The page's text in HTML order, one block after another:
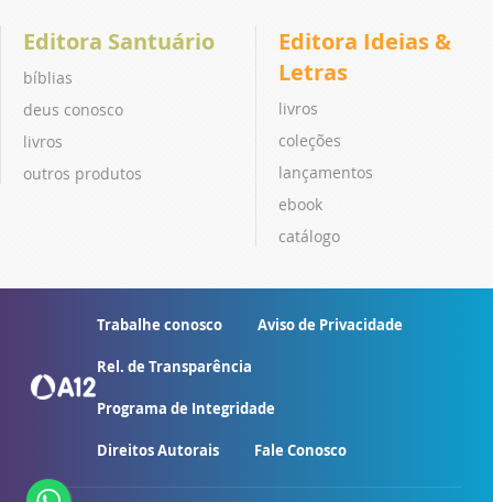
Editora Santuário
bíblias
deus conosco
livros
outros produtos
Editora Ideias &
Letras
livros
coleções
lançamentos
ebook
catálogo
Trabalhe conosco Aviso de Privacidade
Rel. de Transparência
Programa de Integridade
Direitos Autorais Fale Conosco